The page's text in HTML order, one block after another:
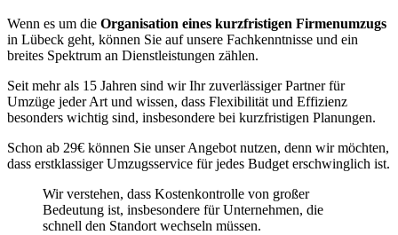
Wenn es um die Organisation eines kurzfristigen Firmenumzugs
in Lübeck geht, können Sie auf unsere Fachkenntnisse und ein
breites Spektrum an Dienstleistungen zählen.
Seit mehr als 15 Jahren sind wir Ihr zuverlässiger Partner für
Umzüge jeder Art und wissen, dass Flexibilität und Effizienz
besonders wichtig sind, insbesondere bei kurzfristigen Planungen.
Schon ab 29€ können Sie unser Angebot nutzen, denn wir möchten,
dass erstklassiger Umzugsservice für jedes Budget erschwinglich ist.
Wir verstehen, dass Kostenkontrolle von großer
Bedeutung ist, insbesondere für Unternehmen, die
schnell den Standort wechseln müssen.